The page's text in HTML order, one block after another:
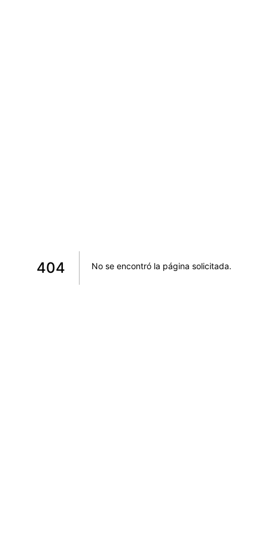
404 No se encontró la página solicitada.